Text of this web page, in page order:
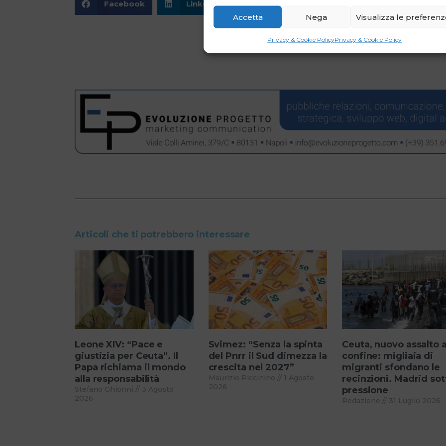
Accetta Nega Visualizza le
Privacy & Cookie PolicyPrivacy & Cookie Policy
Facebook LinkedIn WhatsApp
Articoli che ti potrebbero interessare
Leone XIV: “Pace e
giustizia per Ceuta”. Il
Papa richiama il mondo
alla responsabilità
Stefano Ghionni
3 Agosto
2026
Svimez: “Senza la spinta
del Pnrr il Sud dimezza la
crescita nel 2027”
Maurizio Piccinino
1 Agosto
2026
Ceuta, nuovo assalto
confine: migliaia di
migranti sfondano le
recinzioni. Madrid
pressione
Redazione 31 Luglio 2026